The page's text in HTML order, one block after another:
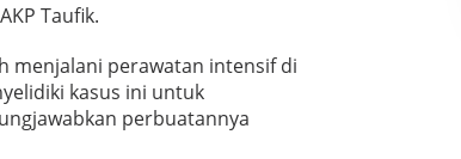
Taufik.
menjalani perawatan intensif di
kasus ini untuk
perbuatannya